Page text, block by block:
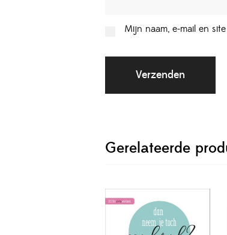
Mijn naam, e-mail en
Gerelateerde